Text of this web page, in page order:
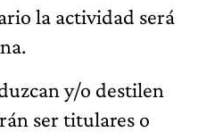
la actividad será
y/o destilen
ser titulares o